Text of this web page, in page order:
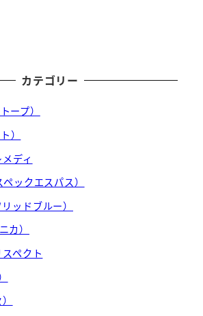
カテゴリー
ープ）
）
ディ
ックエスパス）
ッドブルー）
カ）
ペクト